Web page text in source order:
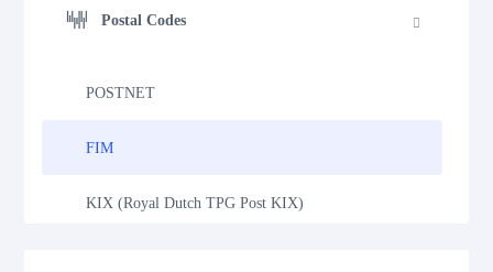
Postal Codes
POSTNET
FIM
KIX (Royal Dutch TPG Post KIX)